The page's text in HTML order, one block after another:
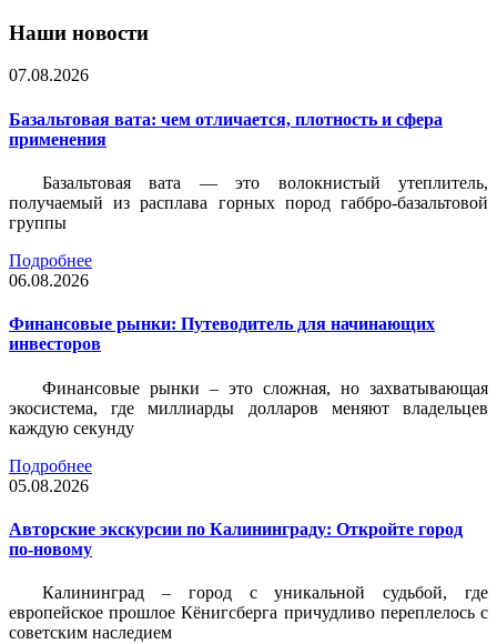
Наши новости
07.08.2026
Базальтовая вата: чем отличается, плотность и сфера
применения
Базальтовая вата — это волокнистый утеплитель,
получаемый из расплава горных пород габбро-базальтовой
группы
Подробнее
06.08.2026
Финансовые рынки: Путеводитель для начинающих
инвесторов
Финансовые рынки – это сложная, но захватывающая
экосистема, где миллиарды долларов меняют владельцев
каждую секунду
Подробнее
05.08.2026
Авторские экскурсии по Калининграду: Откройте город
по-новому
Калининград – город с уникальной судьбой, где
европейское прошлое Кёнигсберга причудливо переплелось с
советским наследием